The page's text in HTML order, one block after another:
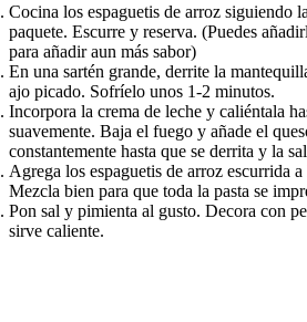
Cocina los espaguetis de arroz siguiendo
paquete. Escurre y reserva. (Puedes
para añadir aun más sabor)​​​​‌ ‍ ​‍​‍‌‍ ‌ ​‍‌‍‍‌‌‍‌ ‌‍‍‌‌‍ ‍​‍​‍​ ‍‍​‍​‍‌ ​ ‌‍​‌‌‍ ‍‌‍‍‌‌ ‌​‌ ‍‌​‍ ‍‌‍‍‌‌‍ ​‍​‍​‍ ​​‍​‍‌‍‍​‌ ​‍‌‍‌‌‌‍‌‍​‍​‍​ ‍‍​‍​‍‌‍‍​‌ ‌​‌ ‌​‌ ​​‌ ​ ​ ‍‍​‍ ​‍ ‌ ‌​‌ ‌‌‌‍​ ‌‍​‌‌ ​​‌‍‌‌‌‍ ​​‍ ‍‌ ​ ‌‍​‌‌‍ ‍‌‍‍‌‌ ‌​‌ ‍‌​‍ ‍‌ ​ ‌ ‌​‌ ‌‌‌‍‌​‌‍‍‌‌‍ ​‍ ‌‍‍‌‌‍ ‍‌ ‌​‌‍‌‌‌‍ ‍‌ ‌​​‍ ‌‍‌‌‌‍‌​‌‍‍‌‌ ‌​​‍ ‌‍ ‌‌‍ ‌‍‌​‌‍‌‌​ ‌‌ ​​‌ ​‍‌‍‌‌‌ ​ ‌‍‌‌‌‍ ‍‌ ‌​‌‍​‌‌ ‌​‌‍‍‌‌‍ ‌‍ ‍​ ‍ ‌‍‍‌‌‍‌​​ ‌‌ ​‍‌‍‌‌‌‍​ ‌‍‍‌‌ ​​‌‍‌‌​‍ ‌​ ‍​​ ‌ ​ ‌‌​ ​‌​ ‍ ‌ ‌​‌ ‍‌‌ ​​‌‍‌‌​ ‌‌ ​‍‌‍‌‌‌‍​ ‌‍‍‌‌ ​​‌‍‌‌​ ‍ ‌ ​​‌‍​‌‌ ‌​‌‍‍​​ ‌‌‍‍‌‌‍ ‍‌ ​ ‌ ‌​‌ ​‍‌ ‌‌‌‍​ ‌ ‌​‌‍‍‌‌‍ ‌‍ ‍‌ ​ ​‍‌‌​ ‌‌‌​​‍‌‌ ‌‍‍ ‌‍‌‌‌ ‍‌​‍‌‌​ ​ ‌​‌​​‍‌‌​ ​ ‌​‌​​‍‌‌​ ​‍​ ​‍​ ‌​‌‍‌‍‌‍‌‌​ ‌​​ ‌‌‌‍‌‍​ ​‍​ ​‍‌‍‌‍​ ‌‍‌‍​‌‌‍​‌​‍‌‌​ ​‍​ ​‍​‍‌‌​ ‌‌‌​‌​​‍ ‍‌‍​ ‌‍‍​‌‍‍‌‌‍ ​‌‍‌​‌ ​‍‌‍‌‌‌‍ ‍​‍‌‌​ ‌‌‌​​‍‌‌ ‌‍‍ ‌‍‌‌‌ ‍‌​‍‌‌​ ​ ‌​‌​​‍‌‌​ ​ ‌​‌​​‍‌‌​ ​‍​ ​‍‌‍‌‌​ ‍‌​ ‍‌​ ‌‍‌‍​‌​ ​ ‌‍​ ​ ‌ ‌‍​‍‌‍​‌‌‍​‍​ ‍‌​‍‌‌​ ​‍​ ​‍​‍‌‌​ ‌‌‌​‌​​‍ ‍‌ ‌​‌‍‌‌‌ ‍​‌ ‌​​ ‌‍​‍‌‍​‌‌ ​ ‌‍‌‌‌‌‌‌‌ ​‍‌‍ ​​ ‌‌‍‍​‌ ‌​‌ ‌​‌ ​​‌ ​ ​‍‌‌​ ​ ‌​​‌​‍‌‌​ ​‍‌​‌‍​‍‌‌​ ​‍‌​‌‍‌ ‌​‌ ‌‌‌‍​ ‌‍​‌‌ ​​‌‍‌‌‌‍ ​​‍ ‍‌ ​ ‌‍​‌‌‍ ‍‌‍‍‌‌ ‌​‌ ‍‌​‍ ‍‌ ​ ‌ ‌​‌ ‌‌‌‍‌​‌‍‍‌‌‍ ​‍‌‍‌‍‍‌‌‍‌​​ ‌‌ ​‍‌‍‌‌‌‍​ ‌‍‍‌‌ ​​‌‍‌‌​‍ ‌​ ‍​​ ‌ ​ ‌‌​ ​‌​‍‌‍‌ ‌​‌ ‍‌‌ ​​‌‍‌‌​ ‌‌ ​‍‌‍‌‌‌‍​ ‌‍‍‌‌ ​​‌‍‌‌​‍‌‍‌ ​​‌‍​‌‌ ‌​‌‍‍​​ ‌‌‍‍‌‌‍ ‍‌ ​ ‌ ‌​‌ ​‍‌ ‌‌‌‍​ ‌ ‌​‌‍‍‌‌‍ ‌‍ ‍‌ ​ ​‍‌‌​ ‌‌‌​​‍‌‌ ‌‍‍ ‌‍‌‌‌ ‍‌​‍‌‌​ ​ ‌​‌​​‍‌‌​ ​ ‌​‌​​‍‌‌​ ​‍​ ​‍​ ‌​‌‍‌‍‌‍‌‌​ ‌​​ ‌‌‌‍‌‍​ ​‍​ ​‍‌‍‌‍​ ‌‍‌‍​‌‌‍​‌​‍‌‌​ ​‍​ ​‍​‍‌‌​ ‌‌‌​‌​​‍ ‍‌‍​ ‌‍‍​‌‍‍‌‌‍ ​‌‍‌​‌ ​‍‌‍‌‌‌‍ ‍​‍‌‌​ ‌‌‌​​‍‌‌ ‌‍‍ ‌‍‌‌‌ ‍‌​‍‌‌​ ​ ‌​‌​​‍‌‌​ ​ ‌​‌​​‍‌‌​ ​‍​ ​‍‌‍‌‌​ ‍‌​ ‍‌​ ‌‍‌‍​‌​ ​ ‌‍​ ​ ‌ ‌‍​‍‌‍​‌‌‍​‍​ ‍‌​‍‌‌​ ​‍​ ​‍​‍‌‌​ ‌‌‌​‌​​‍ ‍‌ ‌​‌‍‌‌‌ ‍​‌ ‌​​‍‌‍‌ ​​‌‍‌‌‌ ​‍‌ ​ ‌ ​​‌‍‌‌‌‍​ ‌ ‌​‌‍‍‌‌ ‌‍‌‍‌‌​ ‌‌ ​​‌ ‌‌‌‍​‍‌‍ ​‌‍‍‌‌ ​ ‌‍‍​‌‍‌‌‌‍‌​​‍​‍‌ ‌
En una sartén grande, derrite la
ajo picado. Sofríelo unos 1-2 minutos.​​​​‌ ‍ ​‍​‍‌‍ ‌ ​‍‌‍‍‌‌‍‌ ‌‍‍‌‌‍ ‍​‍​‍​ ‍‍​‍​‍‌ ​ ‌‍​‌‌‍ ‍‌‍‍‌‌ ‌​‌ ‍‌​‍ ‍‌‍‍‌‌‍ ​‍​‍​‍ ​​‍​‍‌‍‍​‌ ​‍‌‍‌‌‌‍‌‍​‍​‍​ ‍‍​‍​‍‌‍‍​‌ ‌​‌ ‌​‌ ​​‌ ​ ​ ‍‍​‍ ​‍ ‌ ‌​‌ ‌‌‌‍​ ‌‍​‌‌ ​​‌‍‌‌‌‍ ​​‍ ‍‌ ​ ‌‍​‌‌‍ ‍‌‍‍‌‌ ‌​‌ ‍‌​‍ ‍‌ ​ ‌ ‌​‌ ‌‌‌‍‌​‌‍‍‌‌‍ ​‍ ‌‍‍‌‌‍ ‍‌ ‌​‌‍‌‌‌‍ ‍‌ ‌​​‍ ‌‍‌‌‌‍‌​‌‍‍‌‌ ‌​​‍ ‌‍ ‌‌‍ ‌‍‌​‌‍‌‌​ ‌‌ ​​‌ ​‍‌‍‌‌‌ ​ ‌‍‌‌‌‍ ‍‌ ‌​‌‍​‌‌ ‌​‌‍‍‌‌‍ ‌‍ ‍​ ‍ ‌‍‍‌‌‍‌​​ ‌‌ ​‍‌‍‌‌‌‍​ ‌‍‍‌‌ ​​‌‍‌‌​‍ ‌​ ‍​​ ‌ ​ ‌‌​ ​‌​ ‍ ‌ ‌​‌ ‍‌‌ ​​‌‍‌‌​ ‌‌ ​‍‌‍‌‌‌‍​ ‌‍‍‌‌ ​​‌‍‌‌​ ‍ ‌ ​​‌‍​‌‌ ‌​‌‍‍​​ ‌‌‍‍‌‌‍ ‍‌ ​ ‌ ‌​‌ ​‍‌ ‌‌‌‍​ ‌ ‌​‌‍‍‌‌‍ ‌‍ ‍‌ ​ ​‍‌‌​ ‌‌‌​​‍‌‌ ‌‍‍ ‌‍‌‌‌ ‍‌​‍‌‌​ ​ ‌​‌​​‍‌‌​ ​ ‌​‌​​‍‌‌​ ​‍​ ​‍‌‍‌‌​ ​ ​ ‌ ​ ‌‌‌‍‌‌​ ‌ ​ ‌​‌‍‌‌‌‍​‌​ ‌‍‌‍​ ​ ​‍​‍‌‌​ ​‍​ ​‍​‍‌‌​ ‌‌‌​‌​​‍ ‍‌‍​ ‌‍‍​‌‍‍‌‌‍ ​‌‍‌​‌ ​‍‌‍‌‌‌‍ ‍​‍‌‌​ ‌‌‌​​‍‌‌ ‌‍‍ ‌‍‌‌‌ ‍‌​‍‌‌​ ​ ‌​‌​​‍‌‌​ ​ ‌​‌​​‍‌‌​ ​‍​ ​‍​ ‌‍​ ‌‍‌‍​ ​ ‌‍​ ‍​​ ​‌‌‍​‌​ ​‌‌‍​‌‌‍‌‍​ ‌‍‌‍​‍​‍‌‌​ ​‍​ ​‍​‍‌‌​ ‌‌‌​‌​​‍ ‍‌ ‌​‌‍‌‌‌ ‍​‌ ‌​​ ‌‍​‍‌‍​‌‌ ​ ‌‍‌‌‌‌‌‌‌ ​‍‌‍ ​​ ‌‌‍‍​‌ ‌​‌ ‌​‌ ​​‌ ​ ​‍‌‌​ ​ ‌​​‌​‍‌‌​ ​‍‌​‌‍​‍‌‌​ ​‍‌​‌‍‌ ‌​‌ ‌‌‌‍​ ‌‍​‌‌ ​​‌‍‌‌‌‍ ​​‍ ‍‌ ​ ‌‍​‌‌‍ ‍‌‍‍‌‌ ‌​‌ ‍‌​‍ ‍‌ ​ ‌ ‌​‌ ‌‌‌‍‌​‌‍‍‌‌‍ ​‍‌‍‌‍‍‌‌‍‌​​ ‌‌ ​‍‌‍‌‌‌‍​ ‌‍‍‌‌ ​​‌‍‌‌​‍ ‌​ ‍​​ ‌ ​ ‌‌​ ​‌​‍‌‍‌ ‌​‌ ‍‌‌ ​​‌‍‌‌​ ‌‌ ​‍‌‍‌‌‌‍​ ‌‍‍‌‌ ​​‌‍‌‌​‍‌‍‌ ​​‌‍​‌‌ ‌​‌‍‍​​ ‌‌‍‍‌‌‍ ‍‌ ​ ‌ ‌​‌ ​‍‌ ‌‌‌‍​ ‌ ‌​‌‍‍‌‌‍ ‌‍ ‍‌ ​ ​‍‌‌​ ‌‌‌​​‍‌‌ ‌‍‍ ‌‍‌‌‌ ‍‌​‍‌‌​ ​ ‌​‌​​‍‌‌​ ​ ‌​‌​​‍‌‌​ ​‍​ ​‍‌‍‌‌​ ​ ​ ‌ ​ ‌‌‌‍‌‌​ ‌ ​ ‌​‌‍‌‌‌‍​‌​ ‌‍‌‍​ ​ ​‍​‍‌‌​ ​‍​ ​‍​‍‌‌​ ‌‌‌​‌​​‍ ‍‌‍​ ‌‍‍​‌‍‍‌‌‍ ​‌‍‌​‌ ​‍‌‍‌‌‌‍ ‍​‍‌‌​ ‌‌‌​​‍‌‌ ‌‍‍ ‌‍‌‌‌ ‍‌​‍‌‌​ ​ ‌​‌​​‍‌‌​ ​ ‌​‌​​‍‌‌​ ​‍​ ​‍​ ‌‍​ ‌‍‌‍​ ​ ‌‍​ ‍​​ ​‌‌‍​‌​ ​‌‌‍​‌‌‍‌‍​ ‌‍‌‍​‍​‍‌‌​ ​‍​ ​‍​‍‌‌​ ‌‌‌​‌​​‍ ‍‌ ‌​‌‍‌‌‌ ‍​‌ ‌​​‍‌‍‌ ​​‌‍‌‌‌ ​‍‌ ​ ‌ ​​‌‍‌‌‌‍​ ‌ ‌​‌‍‍‌‌ ‌‍‌‍‌‌​ ‌‌ ​​‌ ‌‌‌‍​‍‌‍ ​‌‍‍‌‌ ​ ‌‍‍​‌‍‌‌‌‍‌​​‍​‍‌ ‌
Incorpora la crema de leche y caliéntala
suavemente. Baja el fuego y añade el
constantemente hasta que se derrita y la salsa espese ligeramente.​​​​‌
Agrega los espaguetis de arroz escurrida a
Mezcla bien para que toda la pasta se impregne de la salsa Alfredo.​​​​‌
Pon sal y pimienta al gusto. Decora con
sirve caliente.​​​​‌ ‍ ​‍​‍‌‍ ‌ ​‍‌‍‍‌‌‍‌ ‌‍‍‌‌‍ ‍​‍​‍​ ‍‍​‍​‍‌ ​ ‌‍​‌‌‍ ‍‌‍‍‌‌ ‌​‌ ‍‌​‍ ‍‌‍‍‌‌‍ ​‍​‍​‍ ​​‍​‍‌‍‍​‌ ​‍‌‍‌‌‌‍‌‍​‍​‍​ ‍‍​‍​‍‌‍‍​‌ ‌​‌ ‌​‌ ​​‌ ​ ​ ‍‍​‍ ​‍ ‌ ‌​‌ ‌‌‌‍​ ‌‍​‌‌ ​​‌‍‌‌‌‍ ​​‍ ‍‌ ​ ‌‍​‌‌‍ ‍‌‍‍‌‌ ‌​‌ ‍‌​‍ ‍‌ ​ ‌ ‌​‌ ‌‌‌‍‌​‌‍‍‌‌‍ ​‍ ‌‍‍‌‌‍ ‍‌ ‌​‌‍‌‌‌‍ ‍‌ ‌​​‍ ‌‍‌‌‌‍‌​‌‍‍‌‌ ‌​​‍ ‌‍ ‌‌‍ ‌‍‌​‌‍‌‌​ ‌‌ ​​‌ ​‍‌‍‌‌‌ ​ ‌‍‌‌‌‍ ‍‌ ‌​‌‍​‌‌ ‌​‌‍‍‌‌‍ ‌‍ ‍​ ‍ ‌‍‍‌‌‍‌​​ ‌‌ ​‍‌‍‌‌‌‍​ ‌‍‍‌‌ ​​‌‍‌‌​‍ ‌​ ‍​​ ‌ ​ ‌‌​ ​‌​ ‍ ‌ ‌​‌ ‍‌‌ ​​‌‍‌‌​ ‌‌ ​‍‌‍‌‌‌‍​ ‌‍‍‌‌ ​​‌‍‌‌​ ‍ ‌ ​​‌‍​‌‌ ‌​‌‍‍​​ ‌‌‍‍‌‌‍ ‍‌ ​ ‌ ‌​‌ ​‍‌ ‌‌‌‍​ ‌ ‌​‌‍‍‌‌‍ ‌‍ ‍‌ ​ ​‍‌‌​ ‌‌‌​​‍‌‌ ‌‍‍ ‌‍‌‌‌ ‍‌​‍‌‌​ ​ ‌​‌​​‍‌‌​ ​ ‌​‌​​‍‌‌​ ​‍​ ​‍‌‍​ ​ ‌ ​ ‌‌​ ​‌​ ​​‌‍‌‌‌‍‌‌‌‍​‌‌‍​‌​ ‌​‌‍‌‍​ ‍‌​‍‌‌​ ​‍​ ​‍​‍‌‌​ ‌‌‌​‌​​‍ ‍‌‍​ ‌‍‍​‌‍‍‌‌‍ ​‌‍‌​‌ ​‍‌‍‌‌‌‍ ‍​‍‌‌​ ‌‌‌​​‍‌‌ ‌‍‍ ‌‍‌‌‌ ‍‌​‍‌‌​ ​ ‌​‌​​‍‌‌​ ​ ‌​‌​​‍‌‌​ ​‍​ ​‍‌‍​‍‌‍‌‍​ ‌‍​ ‍​​ ‍‌​ ‌​​ ​‍​ ‌ ​ ‌ ‌‍‌‍‌‍​‌​ ‌ ​‍‌‌​ ​‍​ ​‍​‍‌‌​ ‌‌‌​‌​​‍ ‍‌ ‌​‌‍‌‌‌ ‍​‌ ‌​​ ‌‍​‍‌‍​‌‌ ​ ‌‍‌‌‌‌‌‌‌ ​‍‌‍ ​​ ‌‌‍‍​‌ ‌​‌ ‌​‌ ​​‌ ​ ​‍‌‌​ ​ ‌​​‌​‍‌‌​ ​‍‌​‌‍​‍‌‌​ ​‍‌​‌‍‌ ‌​‌ ‌‌‌‍​ ‌‍​‌‌ ​​‌‍‌‌‌‍ ​​‍ ‍‌ ​ ‌‍​‌‌‍ ‍‌‍‍‌‌ ‌​‌ ‍‌​‍ ‍‌ ​ ‌ ‌​‌ ‌‌‌‍‌​‌‍‍‌‌‍ ​‍‌‍‌‍‍‌‌‍‌​​ ‌‌ ​‍‌‍‌‌‌‍​ ‌‍‍‌‌ ​​‌‍‌‌​‍ ‌​ ‍​​ ‌ ​ ‌‌​ ​‌​‍‌‍‌ ‌​‌ ‍‌‌ ​​‌‍‌‌​ ‌‌ ​‍‌‍‌‌‌‍​ ‌‍‍‌‌ ​​‌‍‌‌​‍‌‍‌ ​​‌‍​‌‌ ‌​‌‍‍​​ ‌‌‍‍‌‌‍ ‍‌ ​ ‌ ‌​‌ ​‍‌ ‌‌‌‍​ ‌ ‌​‌‍‍‌‌‍ ‌‍ ‍‌ ​ ​‍‌‌​ ‌‌‌​​‍‌‌ ‌‍‍ ‌‍‌‌‌ ‍‌​‍‌‌​ ​ ‌​‌​​‍‌‌​ ​ ‌​‌​​‍‌‌​ ​‍​ ​‍‌‍​ ​ ‌ ​ ‌‌​ ​‌​ ​​‌‍‌‌‌‍‌‌‌‍​‌‌‍​‌​ ‌​‌‍‌‍​ ‍‌​‍‌‌​ ​‍​ ​‍​‍‌‌​ ‌‌‌​‌​​‍ ‍‌‍​ ‌‍‍​‌‍‍‌‌‍ ​‌‍‌​‌ ​‍‌‍‌‌‌‍ ‍​‍‌‌​ ‌‌‌​​‍‌‌ ‌‍‍ ‌‍‌‌‌ ‍‌​‍‌‌​ ​ ‌​‌​​‍‌‌​ ​ ‌​‌​​‍‌‌​ ​‍​ ​‍‌‍​‍‌‍‌‍​ ‌‍​ ‍​​ ‍‌​ ‌​​ ​‍​ ‌ ​ ‌ ‌‍‌‍‌‍​‌​ ‌ ​‍‌‌​ ​‍​ ​‍​‍‌‌​ ‌‌‌​‌​​‍ ‍‌ ‌​‌‍‌‌‌ ‍​‌ ‌​​‍‌‍‌ ​​‌‍‌‌‌ ​‍‌ ​ ‌ ​​‌‍‌‌‌‍​ ‌ ‌​‌‍‍‌‌ ‌‍‌‍‌‌​ ‌‌ ​​‌ ‌‌‌‍​‍‌‍ ​‌‍‍‌‌ ​ ‌‍‍​‌‍‌‌‌‍‌​​‍​‍‌ ‌